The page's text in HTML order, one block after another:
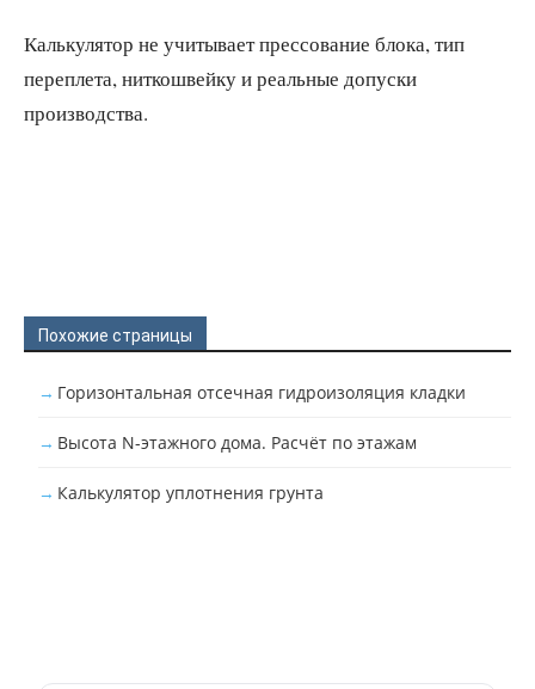
Калькулятор не учитывает прессование блока, тип
переплета, ниткошвейку и реальные допуски
производства.
Похожие страницы
Горизонтальная отсечная гидроизоляция кладки
Высота N-этажного дома. Расчёт по этажам
Калькулятор уплотнения грунта